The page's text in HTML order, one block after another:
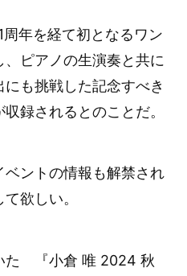
年を経て初となるワン
ピアノの生演奏と共に
も挑戦した記念すべき
録されるとのことだ。
ントの情報も解禁され
欲しい。
た 『小倉 唯 2024 秋